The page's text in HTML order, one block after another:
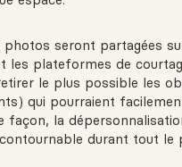
photos seront partagées
les plateformes de
le plus possible les
qui pourraient
façon, la
durant tout le